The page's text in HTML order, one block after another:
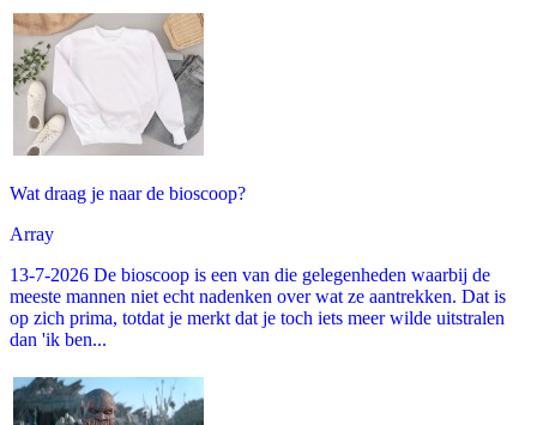
Wat draag je naar de bioscoop?
Array
13-7-2026 De bioscoop is een van die gelegenheden waarbij de
meeste mannen niet echt nadenken over wat ze aantrekken. Dat is
op zich prima, totdat je merkt dat je toch iets meer wilde uitstralen
dan 'ik ben...